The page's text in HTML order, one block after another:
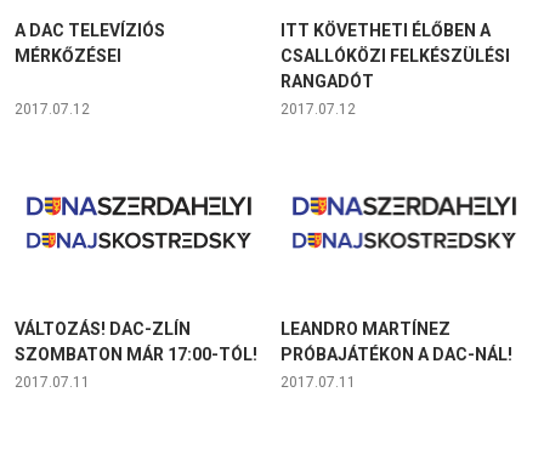
A DAC TELEVÍZIÓS
MÉRKŐZÉSEI
2017.07.12
ITT KÖVETHETI ÉLŐBEN A
CSALLÓKÖZI FELKÉSZÜLÉSI
RANGADÓT
2017.07.12
VÁLTOZÁS! DAC-ZLÍN
SZOMBATON MÁR 17:00-TÓL!
2017.07.11
LEANDRO MARTÍNEZ
PRÓBAJÁTÉKON A DAC-NÁL!
2017.07.11